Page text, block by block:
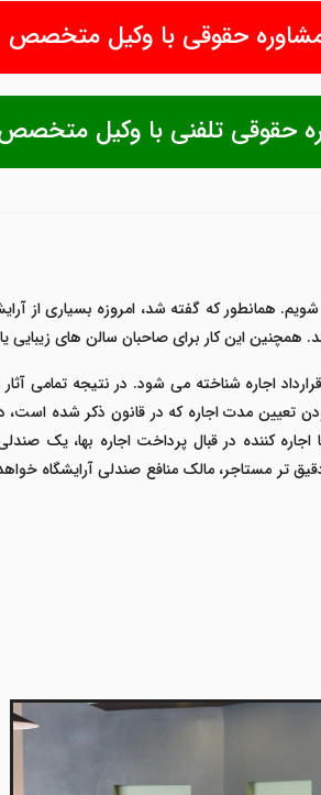
مشاوره حقوقی با وکیل متخصص
حقوقی تلفنی با وکیل
همانطور که گفته شد، امروزه بسیاری از
همچنین این کار برای صاحبان سالن های زیبایی
اجاره شناخته می شود. در نتیجه تمامی
تعیین مدت اجاره که در قانون ذکر شده است،
کننده در قبال پرداخت اجاره بها، یک
تر مستاجر، مالک منافع صندلی آرایشگاه